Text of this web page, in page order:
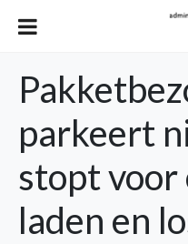
parkeert
stopt
laden en